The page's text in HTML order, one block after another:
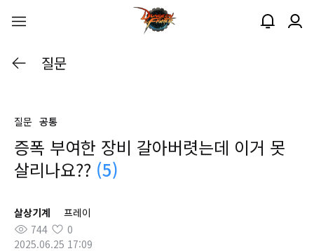
질문
질문 공통
증폭 부여한 장비 갈아버렷는데 이거 못
살리나요?? (5)
살상기계
프레이
744
0
2025.06.25 17:09